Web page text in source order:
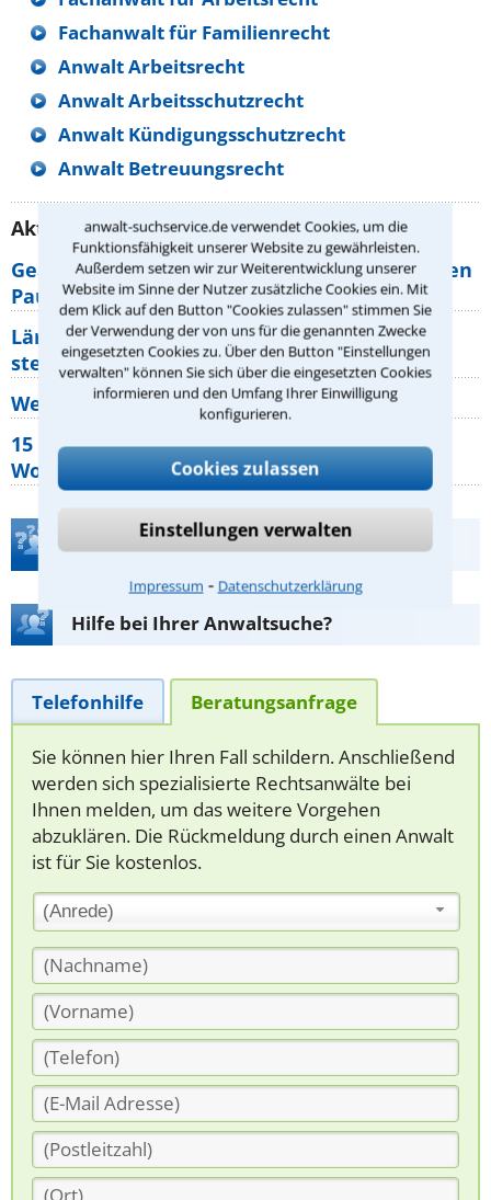
anwalt-suchservice.de verwendet Cookies, um die
Funktionsfähigkeit unserer Website zu gewährleisten.
Außerdem setzen wir zur Weiterentwicklung unserer
Website im Sinne der Nutzer zusätzliche Cookies ein. Mit
dem Klick auf den Button "Cookies zulassen" stimmen Sie
der Verwendung der von uns für die genannten Zwecke
eingesetzten Cookies zu. Über den Button "Einstellungen
verwalten" können Sie sich über die eingesetzten Cookies
informieren und den Umfang Ihrer Einwilligung
konfigurieren.
Cookies zulassen
Einstellungen verwalten
Impressum ⁃ Datenschutzerklärung
Fachanwalt für Familienrecht
Anwalt Arbeitsrecht
Anwalt Arbeitsschutzrecht
Anwalt Kündigungsschutzrecht
Anwalt Betreuungsrecht
Aktuelle Rechtstipps unserer Redaktion
Geänderte Abflugzeiten: Welche Rechte haben
Pauschalurlauber?
Lärm von den Nachbarn: Welche Rechte
stehen mir zu?
Wer muss Zweitwohnungssteuer zahlen?
15 elementare Rechte, die jeder
Wohnungseigentümer kennen sollte
Teste Dein Rechtswissen
Hilfe bei Ihrer Anwaltsuche?
Telefonhilfe Beratungsanfrage
Sie können hier Ihren Fall schildern. Anschließend
werden sich spezialisierte Rechtsanwälte bei
Ihnen melden, um das weitere Vorgehen
abzuklären. Die Rückmeldung durch einen Anwalt
ist für Sie kostenlos.
(Anrede)